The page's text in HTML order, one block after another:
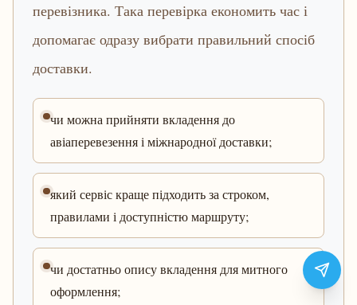
перевізника. Така перевірка економить час і
допомагає одразу вибрати правильний спосіб
доставки.
чи можна прийняти вкладення до
авіаперевезення і міжнародної доставки;
який сервіс краще підходить за строком,
правилами і доступністю маршруту;
чи достатньо опису вкладення для митного
оформлення;